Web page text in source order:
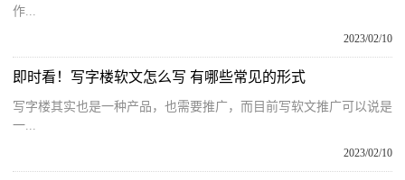
作...
2023/02/10
即时看！写字楼软文怎么写 有哪些常见的形式
写字楼其实也是一种产品，也需要推广，而目前写软文推广可以说是
一...
2023/02/10